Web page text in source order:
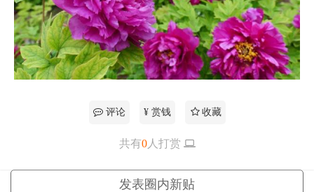
评论 ¥ 赏钱 收藏
共有0人打赏
发表圈内新贴